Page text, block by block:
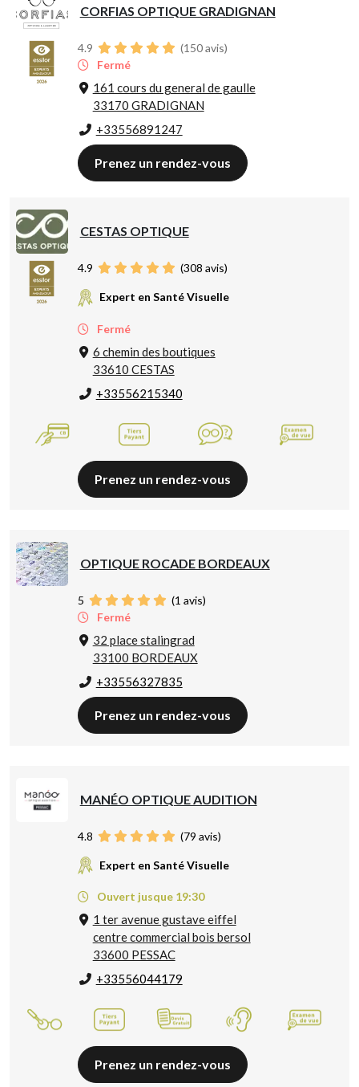
CORFIAS OPTIQUE GRADIGNAN
4.9 (150avis)
Fermé
161 cours du general de gaulle
33170 GRADIGNAN
+33556891247
Prenez un rendez-vous
CESTAS OPTIQUE
4.9 (308 avis)
Expert en Santé Visuelle
Fermé
6 chemin des boutiques
33610 CESTAS
+33556215340
Prenez un rendez-vous
OPTIQUE ROCADE BORDEAUX
5 (1 avis)
Fermé
32 place stalingrad
33100 BORDEAUX
+33556327835
Prenez un rendez-vous
MANÉO OPTIQUE AUDITION
4.8 (79 avis)
Expert en Santé Visuelle
Ouvert jusque 19:30
1 ter avenue gustave eiffel
centre commercial bois bersol
33600 PESSAC
+33556044179
Prenez un rendez-vous